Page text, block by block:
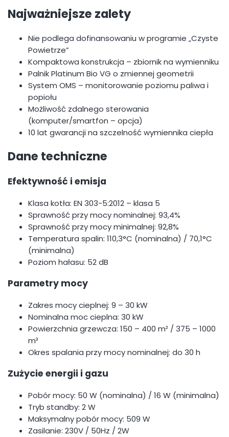
Najważniejsze zalety
Nie podlega dofinansowaniu w programie „Czyste
Powietrze”
Kompaktowa konstrukcja – zbiornik na wymienniku
Palnik Platinum Bio VG o zmiennej geometrii
System OMS – monitorowanie poziomu paliwa i
popiołu
Możliwość zdalnego sterowania
(komputer/smartfon – opcja)
10 lat gwarancji na szczelność wymiennika ciepła
Dane techniczne
Efektywność i emisja
Klasa kotła: EN 303-5:2012 – klasa 5
Sprawność przy mocy nominalnej: 93,4%
Sprawność przy mocy minimalnej: 92,8%
Temperatura spalin: 110,3°C (nominalna) / 70,1°C
(minimalna)
Poziom hałasu: 52 dB
Parametry mocy
Zakres mocy cieplnej: 9 – 30 kW
Nominalna moc cieplna: 30 kW
Powierzchnia grzewcza: 150 – 400 m² / 375 – 1000
m³
Okres spalania przy mocy nominalnej: do 30 h
Zużycie energii i gazu
Pobór mocy: 50 W (nominalna) / 16 W (minimalna)
Tryb standby: 2 W
Maksymalny pobór mocy: 509 W
Zasilanie: 230V / 50Hz / 2W